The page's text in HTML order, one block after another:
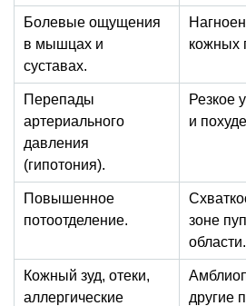
Болевые ощущения
в мышцах и
суставах.
кожных
Перепады
артериального
давления
(гипотония).
Резкое
и
Повышенное
потоотделение.
зоне
области.
Кожный зуд, отеки,
аллергические
другие